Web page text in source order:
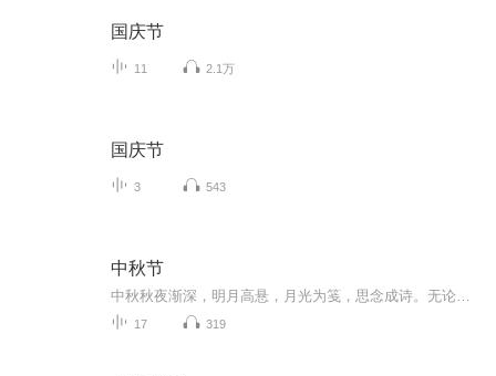
国庆节
11 2.1万
国庆节
3 543
中秋节
17 319